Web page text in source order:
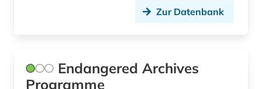
Zur Datenbank
Endangered Archives
Programme